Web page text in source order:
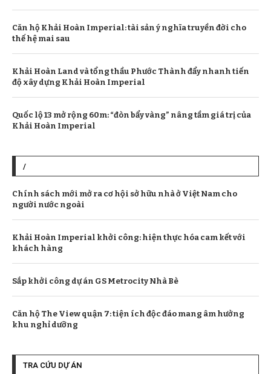
Căn hộ Khải Hoàn Imperial: tài sản ý nghĩa truyền đời cho
thế hệ mai sau
Khải Hoàn Land và tổng thầu Phước Thành đẩy nhanh tiến
độ xây dựng Khải Hoàn Imperial
Quốc lộ 13 mở rộng 60m: “đòn bẩy vàng” nâng tầm giá trị của
Khải Hoàn Imperial
/
Chính sách mới mở ra cơ hội sở hữu nhà ở Việt Nam cho
người nước ngoài
Khải Hoàn Imperial khởi công: hiện thực hóa cam kết với
khách hàng
Sắp khởi công dự án GS Metrocity Nhà Bè
Căn hộ The View quận 7: tiện ích độc đáo mang âm hưởng
khu nghỉ dưỡng
TRA CỨU DỰ ÁN